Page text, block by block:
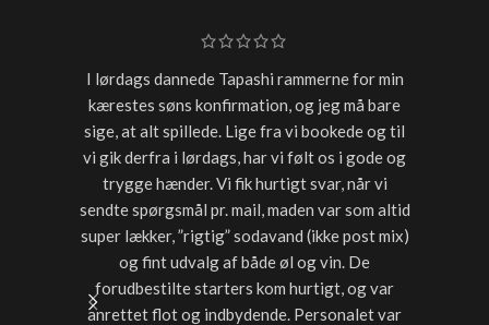
I lørdags dannede Tapashi rammerne for min
kærestes søns konfirmation, og jeg må bare
sige, at alt spillede. Lige fra vi bookede og til
vi gik derfra i lørdags, har vi følt os i gode og
trygge hænder. Vi fik hurtigt svar, når vi
sendte spørgsmål pr. mail, maden var som altid
super lækker, ”rigtig” sodavand (ikke post mix)
og fint udvalg af både øl og vin. De
forudbestilte starters kom hurtigt, og var
anrettet flot og indbydende. Personalet var